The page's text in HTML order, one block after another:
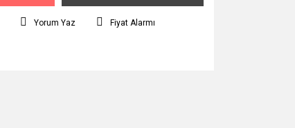
Yorum Yaz Fiyat Alarmı